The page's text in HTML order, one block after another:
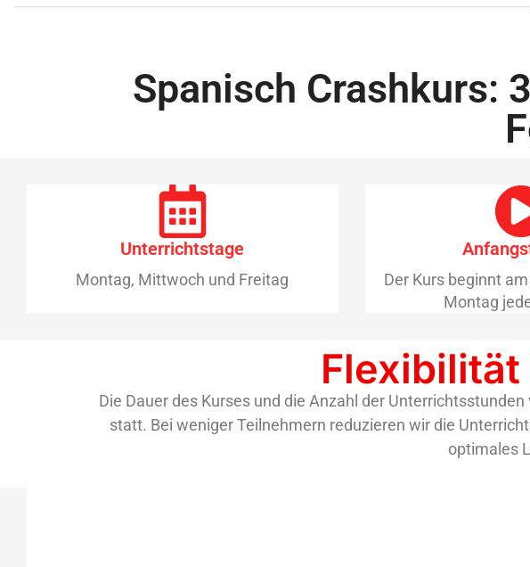
Spanisch Crashkurs:
Unterrichtstage
Montag, Mittwoch und Freitag
Der Kurs beginnt
Montag
Die Dauer des Kurses und die Anzahl der
statt. Bei weniger Teilnehmern reduzieren wir die
optimales